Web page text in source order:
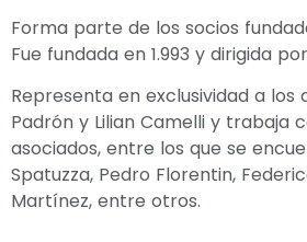
Forma parte de los socios
Fue fundada en 1.993 y dirigida
Representa en exclusividad a los
Padrón y Lilian Camelli y trabaja
asociados, entre los que se
Spatuzza, Pedro Florentin,
Martínez, entre otros.